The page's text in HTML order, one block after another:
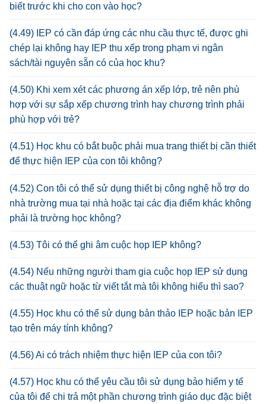
biết trước khi cho con vào học?
(4.49) IEP có cần đáp ứng các nhu cầu thực tế, được ghi
chép lại không hay IEP thu xếp trong phạm vi ngân
sách/tài nguyên sẵn có của học khu?
(4.50) Khi xem xét các phương án xếp lớp, trẻ nên phù
hợp với sự sắp xếp chương trình hay chương trình phải
phù hợp với trẻ?
(4.51) Học khu có bắt buộc phải mua trang thiết bị cần thiết
để thực hiện IEP của con tôi không?
(4.52) Con tôi có thể sử dụng thiết bị công nghệ hỗ trợ do
nhà trường mua tại nhà hoặc tại các địa điểm khác không
phải là trường học không?
(4.53) Tôi có thể ghi âm cuộc họp IEP không?
(4.54) Nếu những người tham gia cuộc họp IEP sử dụng
các thuật ngữ hoặc từ viết tắt mà tôi không hiểu thì sao?
(4.55) Học khu có thể sử dụng bản thảo IEP hoặc bản IEP
tạo trên máy tính không?
(4.56) Ai có trách nhiệm thực hiện IEP của con tôi?
(4.57) Học khu có thể yêu cầu tôi sử dụng bảo hiểm y tế
của tôi để chi trả một phần chương trình giáo dục đặc biệt